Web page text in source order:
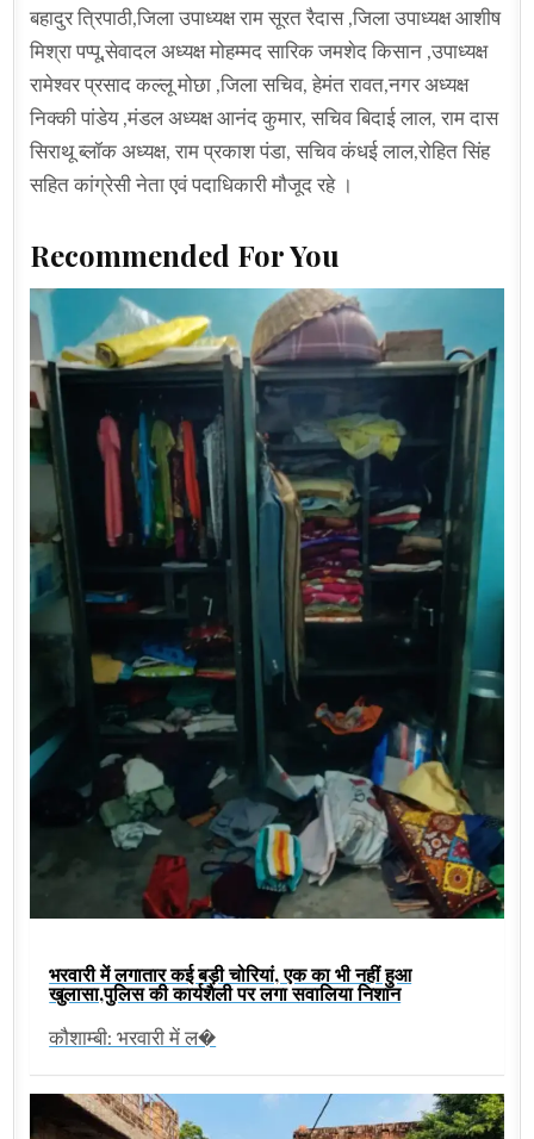
बहादुर त्रिपाठी,जिला उपाध्यक्ष राम सूरत रैदास ,जिला उपाध्यक्ष आशीष
मिश्रा पप्पू,सेवादल अध्यक्ष मोहम्मद सारिक जमशेद किसान ,उपाध्यक्ष
रामेश्वर प्रसाद कल्लू मोछा ,जिला सचिव, हेमंत रावत,नगर अध्यक्ष
निक्की पांडेय ,मंडल अध्यक्ष आनंद कुमार, सचिव बिदाई लाल, राम दास
सिराथू ब्लॉक अध्यक्ष, राम प्रकाश पंडा, सचिव कंधई लाल,रोहित सिंह
सहित कांग्रेसी नेता एवं पदाधिकारी मौजूद रहे ।
Recommended For You
भरवारी में लगातार कई बड़ी चोरियां, एक का भी नहीं हुआ
खुलासा,पुलिस की कार्यशैली पर लगा सवालिया निशान
कौशाम्बी: भरवारी में ल�